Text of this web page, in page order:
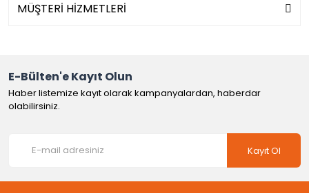
MÜŞTERİ HİZMETLERİ
E-Bülten'e Kayıt Olun
Haber listemize kayıt olarak kampanyalardan, haberdar
olabilirsiniz.
Kayıt Ol